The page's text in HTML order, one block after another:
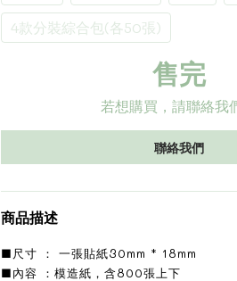
4款分裝綜合包(各50張)
售完
若想購買，請聯絡我
聯絡我們
商品描述
■尺寸 ： 一張貼紙30mm * 18mm
■內容 ：模造紙，含800張上下